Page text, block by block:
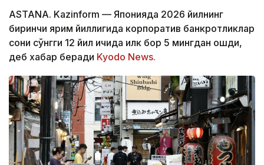
ASTANA. Kazinform — Японияда 2026 йилнинг
биринчи ярим йиллигида корпоратив банкротликлар
сони сўнгги 12 йил ичида илк бор 5 мингдан ошди,
деб хабар беради Kyodo News.